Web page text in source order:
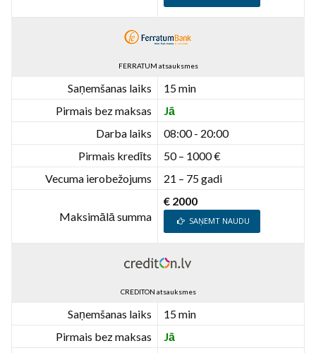
FERRATUM atsauksmes
Saņemšanas laiks
15 min
Pirmais bez maksas
Jā
Darba laiks
08:00 - 20:00
Pirmais kredīts
50 – 1000 €
Vecuma ierobežojums
21 – 75 gadi
Maksimālā summa
€ 2000
SAŅEMT NAUDU
CREDITON atsauksmes
Saņemšanas laiks
15 min
Pirmais bez maksas
Jā